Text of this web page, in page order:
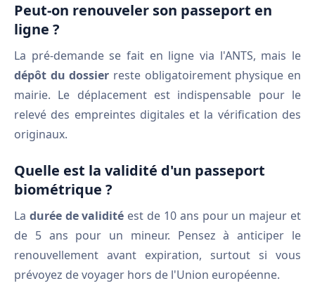
Peut-on renouveler son passeport en
ligne ?
La pré-demande se fait en ligne via l'ANTS, mais le
dépôt du dossier reste obligatoirement physique en
mairie. Le déplacement est indispensable pour le
relevé des empreintes digitales et la vérification des
originaux.
Quelle est la validité d'un passeport
biométrique ?
La durée de validité est de 10 ans pour un majeur et
de 5 ans pour un mineur. Pensez à anticiper le
renouvellement avant expiration, surtout si vous
prévoyez de voyager hors de l'Union européenne.